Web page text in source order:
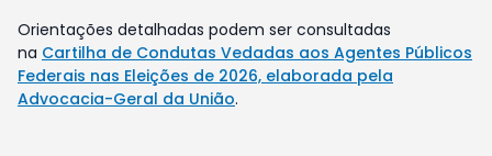
Orientações detalhadas podem ser consultadas
na Cartilha de Condutas Vedadas aos Agentes Públicos
Federais nas Eleições de 2026, elaborada pela
Advocacia-Geral da União.